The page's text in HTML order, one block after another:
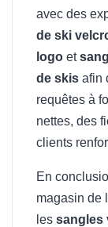
avec des
de ski
logo et
de skis afin
requêtes à
nettes, des
clients
En
magasin de
les sangles